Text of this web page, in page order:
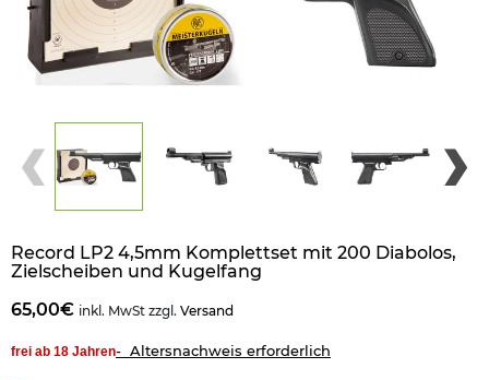
Record LP2 4,5mm Komplettset mit 200 Diabolos,
Zielscheiben und Kugelfang
65,00€ inkl. MwSt zzgl. Versand
frei ab 18 Jahren- Altersnachweis erforderlich